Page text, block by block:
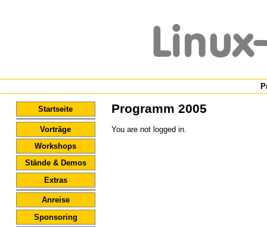
Startseite
Vorträge
Workshops
Stände & Demos
Extras
Anreise
Sponsoring
Programm 2005
You are not logged in.